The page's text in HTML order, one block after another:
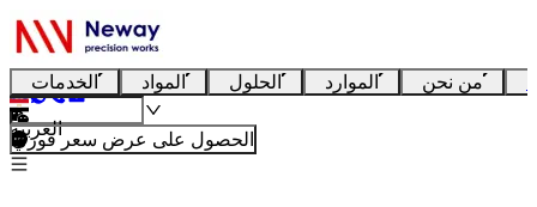
الخدمات المواد الحلول الموارد من نحن
العربية
الحصول على عرض سعر فوري